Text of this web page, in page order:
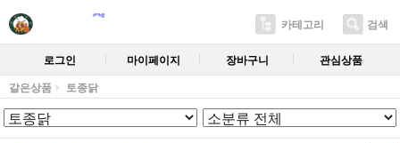
카테고리 검색
로그인 마이페이지 장바구니 관심상품
갈은상품 토종닭